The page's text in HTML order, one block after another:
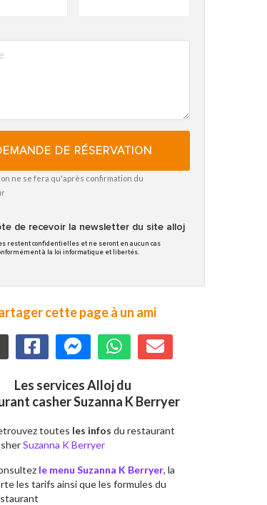
DE RÉSERVATION
ne se fera qu'après confirmation du
de recevoir la newsletter du site alloj
restent confidentielles et ne seront en aucun cas
à la loi informatique et libertés.
cette page à un ami
Les services Alloj du
casher Suzanna K Berryer
toutes les infos du restaurant
Suzanna K Berryer
le menu Suzanna K Berryer, la
les tarifs ainsi que les formules du